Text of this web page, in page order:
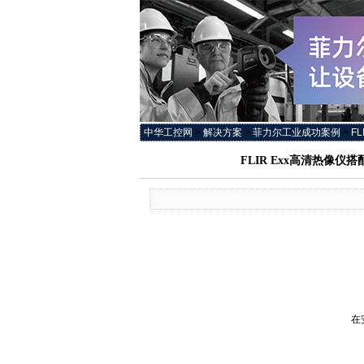
中华工控网 > 解决方案 > 菲力尔工业成功案例 >
FLIR Exx高清热像仪搭
在安